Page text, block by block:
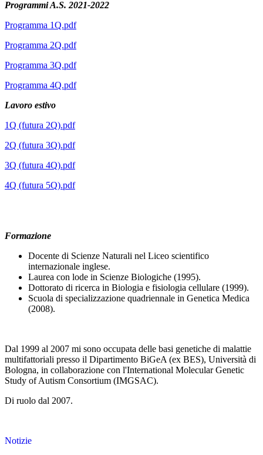
Programmi A.S. 2021-2022
Programma 1Q.pdf
Programma 2Q.pdf
Programma 3Q.pdf
Programma 4Q.pdf
Lavoro estivo
1Q (futura 2Q).pdf
2Q (futura 3Q).pdf
3Q (futura 4Q).pdf
4Q (futura 5Q).pdf
Formazione
Docente di Scienze Naturali nel Liceo scientifico
internazionale inglese.
Laurea con lode in Scienze Biologiche (1995).
Dottorato di ricerca in Biologia e fisiologia cellulare (1999).
Scuola di specializzazione quadriennale in Genetica Medica
(2008).
Dal 1999 al 2007 mi sono occupata delle basi genetiche di malattie
multifattoriali presso il Dipartimento BiGeA (ex BES), Università di
Bologna, in collaborazione con l'International Molecular Genetic
Study of Autism Consortium (IMGSAC).
Di ruolo dal 2007.
Notizie